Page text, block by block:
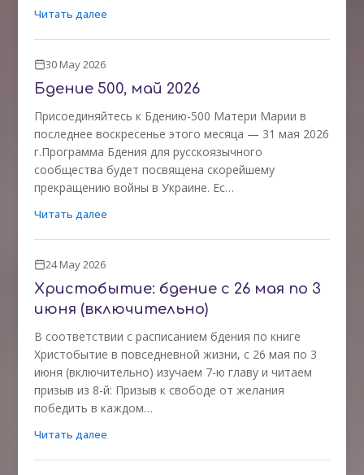
Читать далее
30 May 2026
Бдение 500, май 2026
Присоединяйтесь к Бдению-500 Матери Марии в
последнее воскресенье этого месяца — 31 мая 2026
г.Программа Бдения для русскоязычного
сообщества будет посвящена скорейшему
прекращению войны в Украине. Ес…
Читать далее
24 May 2026
Христобытие: бдение с 26 мая по 3
июня (включительно)
В соответствии с расписанием бдения по книге
Христобытие в повседневной жизни, с 26 мая по 3
июня (включительно) изучаем 7-ю главу и читаем
призыв из 8-й: Призыв к свободе от желания
победить в каждом…
Читать далее